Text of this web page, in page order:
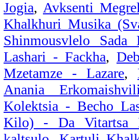
Jogia, Avksenti
Khalkhuri Musika
Shinmousvlelo Sada
Lashari - Fackha,
Mzetamze - Lazare,
Anania
Kolektsia - Becho
Kilo) - Da Vitartsa